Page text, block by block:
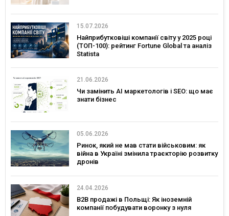
15.07.2026
Найприбутковіші компанії світу у 2025 році
(ТОП-100): рейтинг Fortune Global та аналіз
Statista
21.06.2026
Чи замінить AI маркетологів і SEO: що має
знати бізнес
05.06.2026
Ринок, який не мав стати військовим: як
війна в Україні змінила траєкторію розвитку
дронів
24.04.2026
B2B продажі в Польщі: Як іноземній
компанії побудувати воронку з нуля